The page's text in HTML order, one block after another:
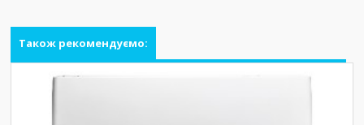
Також рекомендуємо: